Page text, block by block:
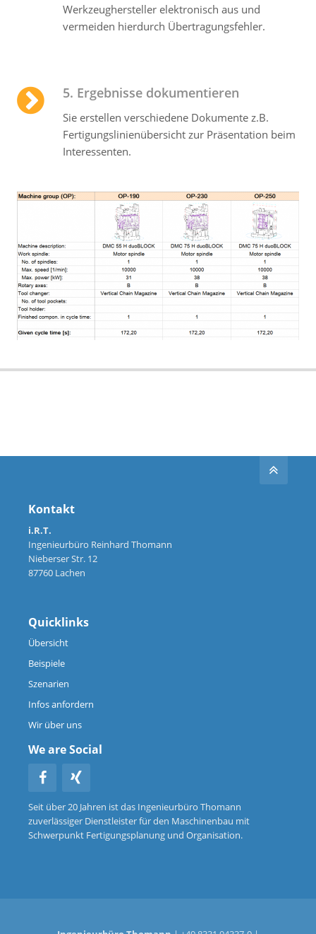
Werkzeughersteller elektronisch aus und
vermeiden hierdurch Übertragungsfehler.
5. Ergebnisse dokumentieren
Sie erstellen verschiedene Dokumente z.B.
Fertigungs­linien­übersicht zur Präsentation beim
Interessenten.
Kontakt
i.R.T.
Ingenieurbüro Reinhard Thomann
Nieberser Str. 12
87760 Lachen
Quicklinks
Übersicht
Beispiele
Szenarien
Infos anfordern
Wir über uns
We are Social
Seit über 20 Jahren ist das Ingenieurbüro Thomann
zuverlässiger Dienstleister für den Maschinenbau mit
Schwerpunkt Fertigungsplanung und Organisation.